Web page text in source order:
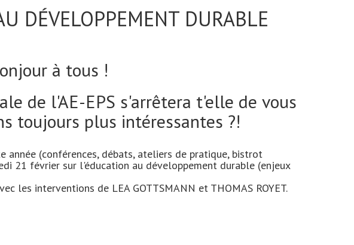
DÉVELOPPEMENT DURABLE
à tous !
de l'AE-EPS s'arrêtera t'elle de vous
toujours plus intéressantes ?!
(conférences, débats, ateliers de pratique, bistrot
21 février sur l'éducation au développement durable (enjeux
les interventions de LEA GOTTSMANN et THOMAS ROYET.